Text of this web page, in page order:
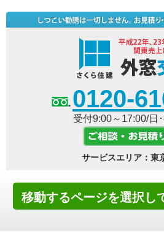
0120-
受付9:00～17:00/日･
サービスエリア：東